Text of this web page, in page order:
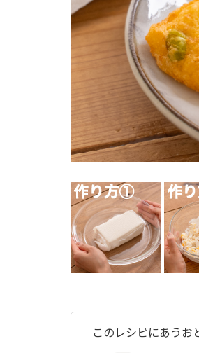
このレシピにあうお